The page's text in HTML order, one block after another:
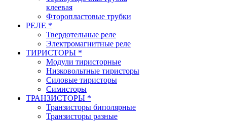
клеевая
Фторопластовые трубки
РЕЛЕ *
Твердотельные реле
Электромагнитные реле
ТИРИСТОРЫ *
Модули тиристорные
Низковольтные тиристоры
Силовые тиристоры
Симисторы
ТРАНЗИСТОРЫ *
Транзисторы биполярные
Транзисторы разные